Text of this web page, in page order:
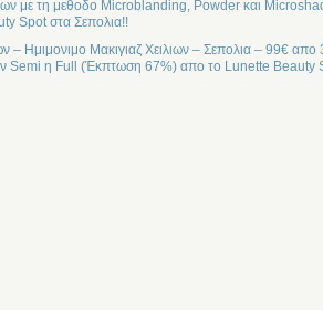
με τη μεθοδο Microblanding, Powder και
Spot στα Σεπολια!!
– Ημιμονιμο Μακιγιαζ Χειλιων – Σεπολια – 99€ απο
Semi η Full (Έκπτωση 67%) απο το Lunette Beauty